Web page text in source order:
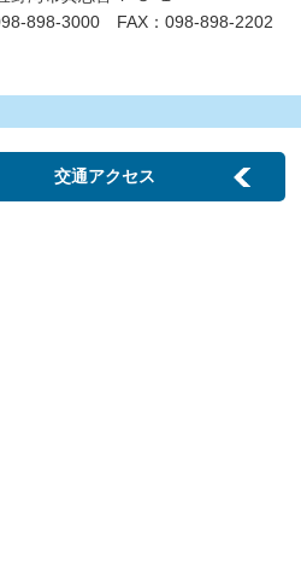
898-3000 FAX：098-898-2202
交通アクセス